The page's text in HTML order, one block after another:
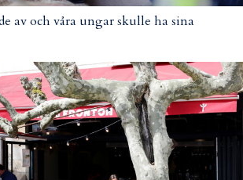
av och våra ungar skulle ha sina